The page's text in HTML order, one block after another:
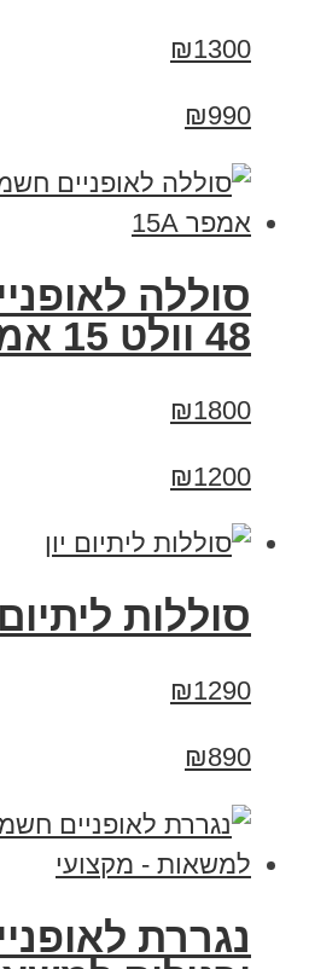
₪1300
₪990
סוללה
48 וולט 15 אמפר 15A
₪1800
₪1200
סוללות ליתיום
₪1290
₪890
נגררת